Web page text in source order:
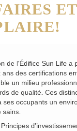
ET
de l’Édifice Sun Life
ans des certifications
un milieu
de qualité. Ces
ses occupants un